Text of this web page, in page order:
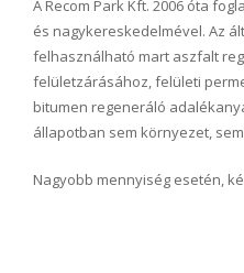
A Recom Park Kft. 2006 óta
és nagykereskedelmével. Az
felhasználható mart aszfalt
felületzárásához, felületi
bitumen regeneráló
állapotban sem környezet,
Nagyobb mennyiség esetén,